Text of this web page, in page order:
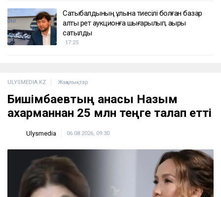
Сатыбалдының ұлына тиесілі болған базар
алты рет аукционға шығарылып, ақыры
сатылды
17:25
ULYSMEDIA.KZ Жаңалықтар
Бишімбаевтың анасы Назым
Қахарманнан 25 млн теңге талап етті
Ulysmedia 06.08.2026, 09:30